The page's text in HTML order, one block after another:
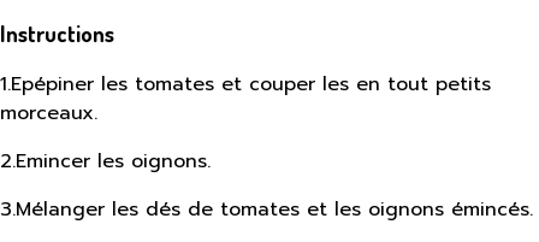
Instructions
1.Epépiner les tomates et couper les en tout petits
morceaux.
2.Emincer les oignons.
3.Mélanger les dés de tomates et les oignons émincés.